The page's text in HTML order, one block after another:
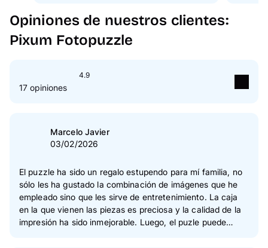
Opiniones de nuestros clientes:
Pixum Fotopuzzle
4.9
17 opiniones
Estrella(s)
Estrella(s)
2 Estrella(s)
0 %
1 Estrella(s) 0 %
Verificación de las opiniones
Marcelo Javier
03/02/2026
El puzzle ha sido un regalo estupendo para mí familia, no
sólo les ha gustado la combinación de imágenes que he
empleado sino que les sirve de entretenimiento. La caja
en la que vienen las piezas es preciosa y la calidad de la
impresión ha sido inmejorable. Luego, el puzle puede